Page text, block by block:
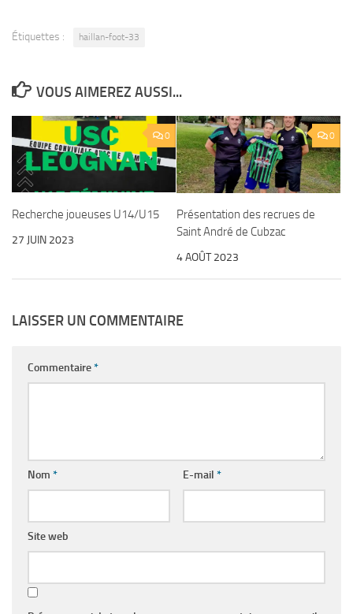
Étiquettes : haillan-foot-33
VOUS AIMEREZ AUSSI...
0
Recherche joueuses U14/U15
27 JUIN 2023
0
Présentation des recrues de
Saint André de Cubzac
4 AOÛT 2023
LAISSER UN COMMENTAIRE
Commentaire*
Nom * E-mail *
Site web